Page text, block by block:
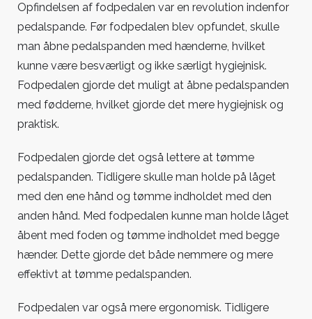
Opfindelsen af fodpedalen var en revolution indenfor
pedalspande. Før fodpedalen blev opfundet, skulle
man åbne pedalspanden med hænderne, hvilket
kunne være besværligt og ikke særligt hygiejnisk.
Fodpedalen gjorde det muligt at åbne pedalspanden
med fødderne, hvilket gjorde det mere hygiejnisk og
praktisk.
Fodpedalen gjorde det også lettere at tømme
pedalspanden. Tidligere skulle man holde på låget
med den ene hånd og tømme indholdet med den
anden hånd. Med fodpedalen kunne man holde låget
åbent med foden og tømme indholdet med begge
hænder. Dette gjorde det både nemmere og mere
effektivt at tømme pedalspanden.
Fodpedalen var også mere ergonomisk. Tidligere